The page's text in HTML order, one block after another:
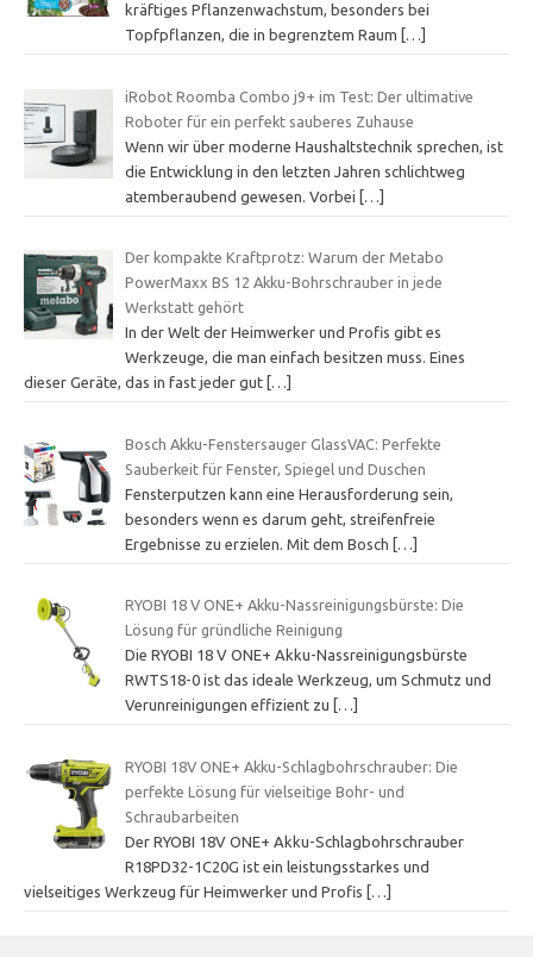
kräftiges Pflanzenwachstum, besonders bei
Topfpflanzen, die in begrenztem Raum
[…]
iRobot Roomba Combo j9+ im Test: Der ultimative
Roboter für ein perfekt sauberes Zuhause
Wenn wir über moderne Haushaltstechnik sprechen, ist
die Entwicklung in den letzten Jahren schlichtweg
atemberaubend gewesen. Vorbei
[…]
Der kompakte Kraftprotz: Warum der Metabo
PowerMaxx BS 12 Akku-Bohrschrauber in jede
Werkstatt gehört
In der Welt der Heimwerker und Profis gibt es
Werkzeuge, die man einfach besitzen muss. Eines
dieser Geräte, das in fast jeder gut […]
Bosch Akku-Fenstersauger GlassVAC: Perfekte
Sauberkeit für Fenster, Spiegel und Duschen
Fensterputzen kann eine Herausforderung sein,
besonders wenn es darum geht, streifenfreie
Ergebnisse zu erzielen. Mit dem Bosch
[…]
RYOBI 18 V ONE+ Akku-Nassreinigungsbürste: Die
Lösung für gründliche Reinigung
Die RYOBI 18 V ONE+ Akku-Nassreinigungsbürste
RWTS18-0 ist das ideale Werkzeug, um Schmutz und
Verunreinigungen effizient zu
[…]
RYOBI 18V ONE+ Akku-Schlagbohrschrauber: Die
perfekte Lösung für vielseitige Bohr- und
Schraubarbeiten
Der RYOBI 18V ONE+ Akku-Schlagbohrschrauber
R18PD32-1C20G ist ein leistungsstarkes und
vielseitiges Werkzeug für Heimwerker und Profis
[…]